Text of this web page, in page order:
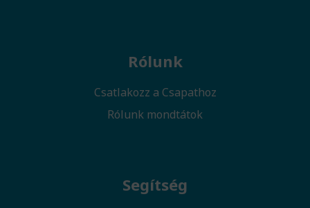
Rólunk
Csatlakozz a Csapathoz
Rólunk mondtátok
Segítség